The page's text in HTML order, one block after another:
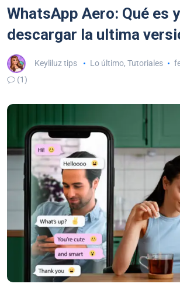
WhatsApp Aero: Qué es
descargar la ultima
Keyliluz tips Lo último, Tutoriales
(1)